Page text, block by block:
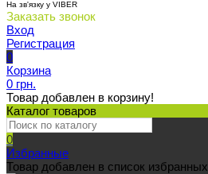
На зв'язку у VIBER
Заказать звонок
Вход
Регистрация
0
Корзина
0 грн.
Товар добавлен в корзину!
Каталог товаров
0
Избранные
Товар добавлен в список избранных